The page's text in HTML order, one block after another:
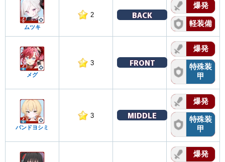
ムツキ
2 BACK
爆発
軽装備
メグ
3 FRONT
爆発
特殊装
甲
バンドヨシミ
3 MIDDLE
爆発
特殊装
甲
爆発